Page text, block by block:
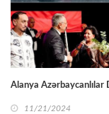
Alanya Azərbaycanlılar
11/21/2024